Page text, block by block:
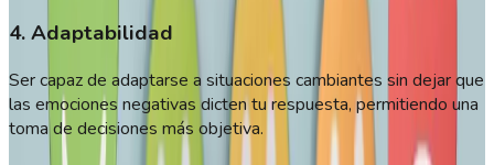
4. Adaptabilidad
Ser capaz de adaptarse a situaciones cambiantes sin dejar que
las emociones negativas dicten tu respuesta, permitiendo una
toma de decisiones más objetiva.